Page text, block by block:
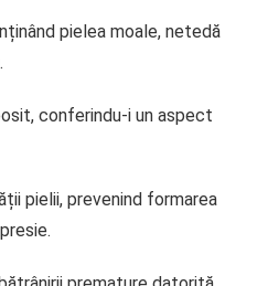
pielea moale, netedă
conferindu-i un aspect
pielii, prevenind formarea